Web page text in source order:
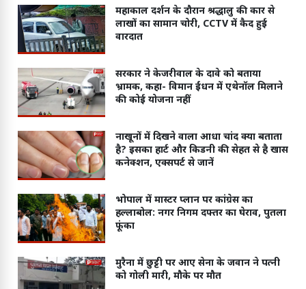
महाकाल दर्शन के दौरान श्रद्धालु की कार से
लाखों का सामान चोरी, CCTV में कैद हुई
वारदात
सरकार ने केजरीवाल के दावे को बताया
भ्रामक, कहा- विमान ईंधन में एथेनॉल मिलाने
की कोई योजना नहीं
नाखूनों में दिखने वाला आधा चांद क्या बताता
है? इसका हार्ट और किडनी की सेहत से है खास
कनेक्शन, एक्सपर्ट से जानें
भोपाल में मास्टर प्लान पर कांग्रेस का
हल्लाबोल: नगर निगम दफ्तर का घेराव, पुतला
फूंका
मुरैना में छुट्टी पर आए सेना के जवान ने पत्नी
को गोली मारी, मौके पर मौत